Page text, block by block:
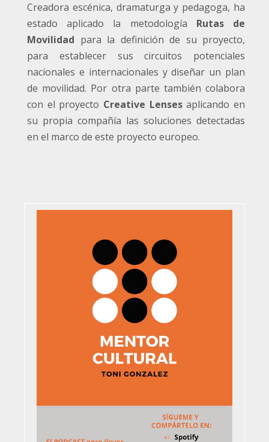
Creadora escénica, dramaturga y pedagoga, ha
estado aplicado la metodología Rutas de
Movilidad para la definición de su proyecto,
para establecer sus circuitos potenciales
nacionales e internacionales y diseñar un plan
de movilidad. Por otra parte también colabora
con el proyecto Creative Lensesaplicando en
su propia compañía las soluciones detectadas
en el marco de este proyecto europeo.